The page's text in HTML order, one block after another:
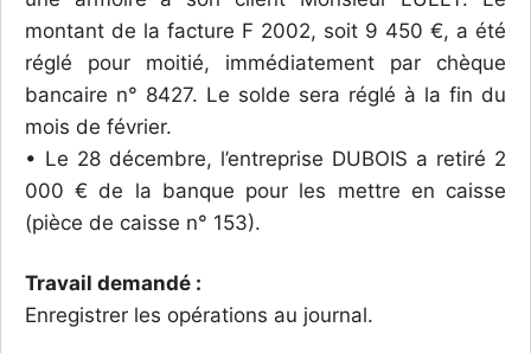
montant de la facture F 2002, soit 9 450 €, a été
réglé pour moitié, immédiatement par chèque
bancaire n° 8427. Le solde sera réglé à la fin du
mois de février.
• Le 28 décembre, l’entreprise DUBOIS a retiré 2
000 € de la banque pour les mettre en caisse
(pièce de caisse n° 153).
Travail demandé :
Enregistrer les opérations au journal.